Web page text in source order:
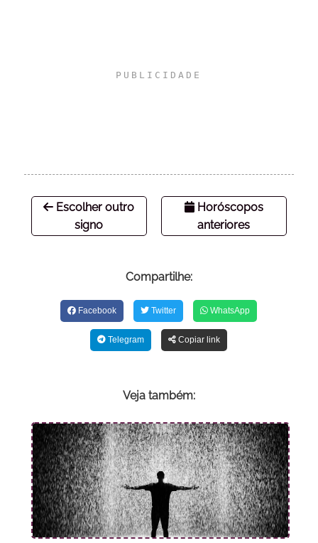
Escolher outro
signo
Horóscopos
anteriores
Compartilhe:
Facebook Twitter WhatsApp
Telegram Copiar link
Veja também: